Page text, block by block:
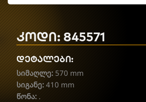
კოდი: 845571
დეტალები:
სიმაღლე: 570 mm
სიგანე: 410 mm
წონა: .